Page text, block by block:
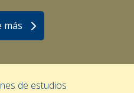
más
de estudios